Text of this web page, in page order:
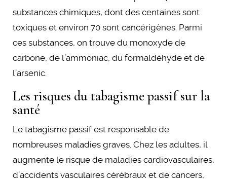
substances chimiques, dont des centaines sont
toxiques et environ 70 sont cancérigènes. Parmi
ces substances, on trouve du monoxyde de
carbone, de l’ammoniac, du formaldéhyde et de
l’arsenic.
Les risques du tabagisme passif sur la
santé
Le tabagisme passif est responsable de
nombreuses maladies graves. Chez les adultes, il
augmente le risque de maladies cardiovasculaires,
d’accidents vasculaires cérébraux et de cancers,